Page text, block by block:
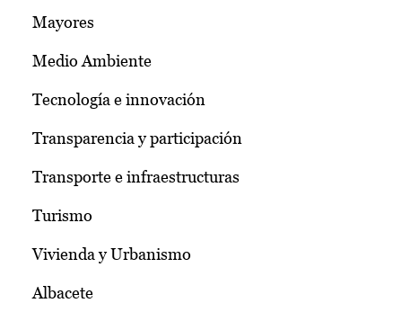
Mayores
Medio Ambiente
Tecnología e innovación
Transparencia y participación
Transporte e infraestructuras
Turismo
Vivienda y Urbanismo
Albacete